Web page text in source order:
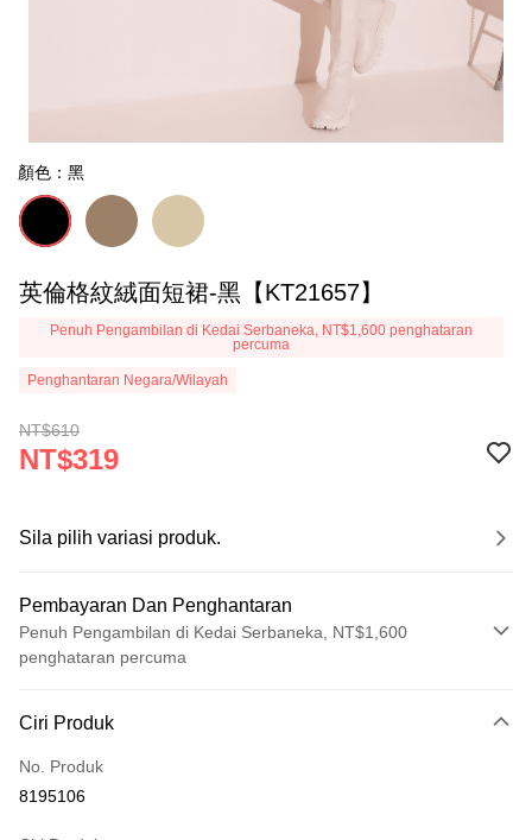
顏色：黑
英倫格紋絨面短裙-黑【KT21657】
Penuh Pengambilan di Kedai Serbaneka, NT$1,600 penghataran
percuma
Penghantaran Negara/Wilayah
NT$610
NT$319
Sila pilih variasi produk.
Pembayaran Dan Penghantaran
Penuh Pengambilan di Kedai Serbaneka, NT$1,600
penghataran percuma
Kad Kredit (Bayaran Penuh)
Pengambilan di Kedai Serbaneka
Ciri Produk
No. Produk
8195106